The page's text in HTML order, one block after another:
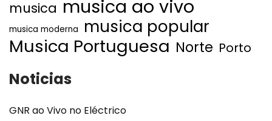
musica musica ao vivo
musica moderna musica popular
Musica Portuguesa Norte Porto
Noticias
GNR ao Vivo no Eléctrico